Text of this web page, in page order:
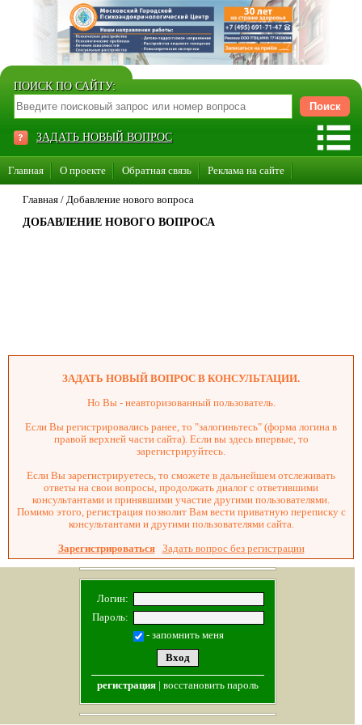
ПОИСК ПО САЙТУ:
ЗАДАТЬ НОВЫЙ ВОПРОС
Главная О проекте Обратная связь Реклама на сайте
Стать консультантом нашего сайта
Суперакция «Каждому врачу свой сайт»
Главная / Добавление нового вопроса
ДОБАВЛЕНИЕ НОВОГО ВОПРОСА
ЗАДАТЬ НОВЫЙ ВОПРОС В КОНСУЛЬТАЦИИ.
Но Вы - неавторизованный пользователь.
Если Вы регистрировались ранее, то "залогиньтесь" (форма логина в
правой верхней части сайта). Если вы здесь впервые, то
зарегистрируйтесь.
Если Вы зарегистрируетесь, то сможете в дальнейшем отслеживать
ответы на свои вопросы, продолжать диалог с ответившими
консультантами и принявшими участие другими пользователями.
Помимо этого, регистрация позволит Вам вести приватную переписку с
консультантами и другими пользователями сайта.
Зарегистрироваться
Задать вопрос без регистрации
Логин:
Пароль:
- запомнить меня
регистрация| восстановить пароль